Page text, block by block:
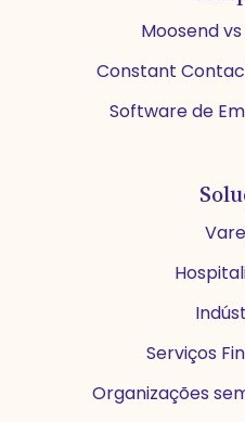
Moosend
Constant
Software de
Serviços
Organizações